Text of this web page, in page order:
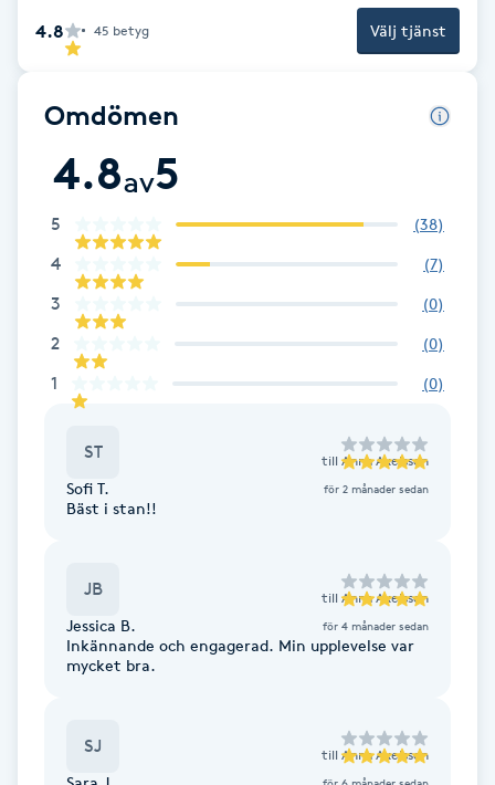
Bröllopsuppsättning
C
Celluliter
Coachning
Color correction
Cryoterapi
Damklippning
Dermapen
Diamantslipning
Enzympeeling
Extensions
Eyeliner-tatuering
4.8 45 betyg Välj tjänst
Omdömen
4.8av5
5 (38)
4 (7)
3 (0)
2 (0)
1 (0)
ST till Anna Axelsson
Sofi T. för 2 månader sedan
Bäst i stan!!
JB till Anna Axelsson
Jessica B. för 4 månader sedan
Inkännande och engagerad. Min upplevelse var
mycket bra.
SJ till Anna Axelsson
för 6 månader sedan